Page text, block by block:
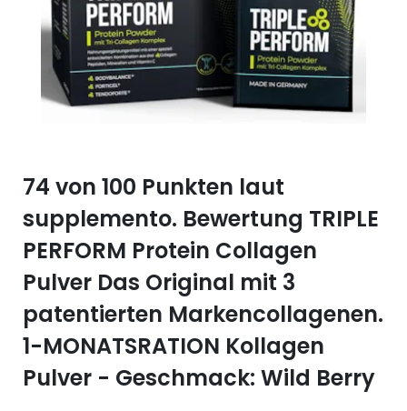
Selen (Se)
Silicium (Si)
Zink (Zn)
Vitamin B12
Vitamin C
Vitamin D
Vitamin K
Vitamin Q (Q10)
74 von 100 Punkten laut
supplemento. Bewertung TRIPLE
PERFORM Protein Collagen
Pulver Das Original mit 3
patentierten Markencollagenen.
1-MONATSRATION Kollagen
Pulver - Geschmack: Wild Berry